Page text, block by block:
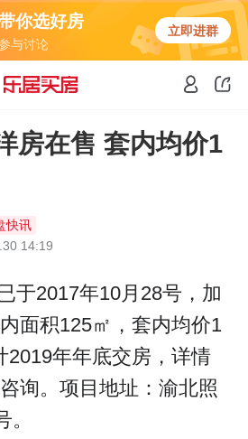
你选好房
与讨论
立即进群
房在售 套内均价1
快讯
14:19
于2017年10月28号，加
面积125㎡，套内均价1
2019年年底交房，详情
询。项目地址：渝北照